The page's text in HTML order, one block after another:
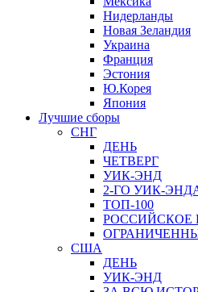
Нидерланды
Новая Зеландия
Украина
Франция
Эстония
Ю.Корея
Япония
Лучшие сборы
СНГ
ДЕНЬ
ЧЕТВЕРГ
УИК-ЭНД
2-ГО УИК-
ТОП-100
РОССИЙСКОЕ
США
ДЕНЬ
УИК-ЭНД